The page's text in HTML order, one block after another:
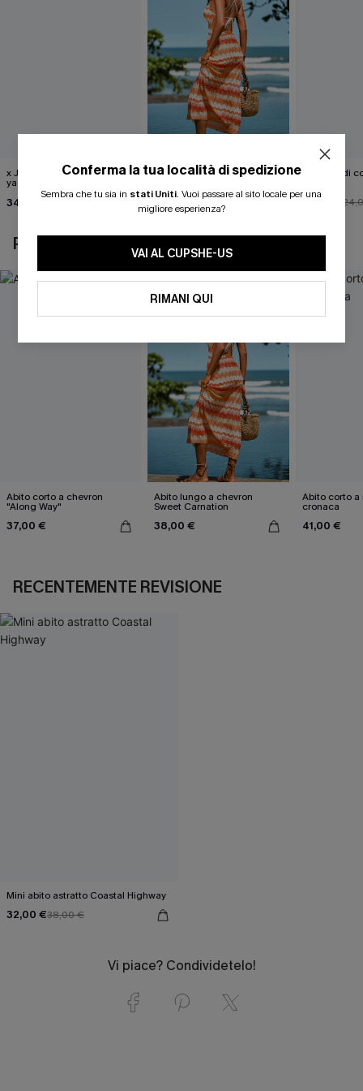
x JOJO Abito corto su uno
yacht
34,00 €
Abito lungo a chevron
38,00 €
Pareo midi
POTREBBE INTERESSARTI ANCHE
Abito corto a chevron
"Along Way"
37,00 €
Abito lungo a chevron
Sweet Carnation
38,00 €
Abito corto a
cronaca
41,00 €
RECENTEMENTE REVISIONE
Mini abito astratto Coastal Highway
32,00 €38,00 €
Vi piace? Condividetelo!
Conferma la tua località di spedizione
Sembra che tu sia in stati Uniti. Vuoi passare al sito locale per una
migliore esperienza?
VAI AL CUPSHE-US
RIMANI QUI